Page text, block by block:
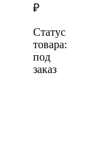
₽
Статус
товара:
под
заказ